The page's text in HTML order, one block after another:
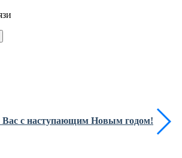
Вас с наступающим Новым годом!